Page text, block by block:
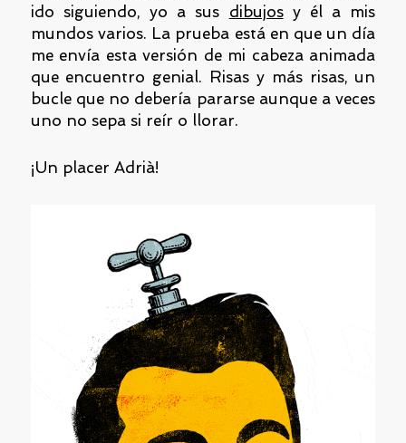
ido siguiendo, yo a sus dibujosy él a mis
mundos varios. La prueba está en que un día
me envía esta versión de mi cabeza animada
que encuentro genial. Risas y más risas, un
bucle que no debería pararse aunque a veces
uno no sepa si reír o llorar.
¡Un placer Adrià!